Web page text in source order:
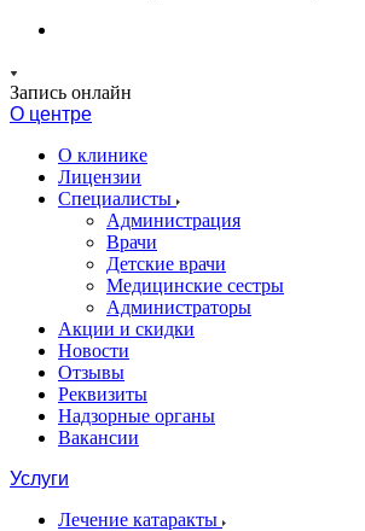
Запись онлайн
О центре
О клинике
Лицензии
Специалисты
Администрация
Врачи
Детские врачи
Медицинские сестры
Администраторы
Акции и скидки
Новости
Отзывы
Реквизиты
Надзорные органы
Вакансии
Услуги
Лечение катаракты